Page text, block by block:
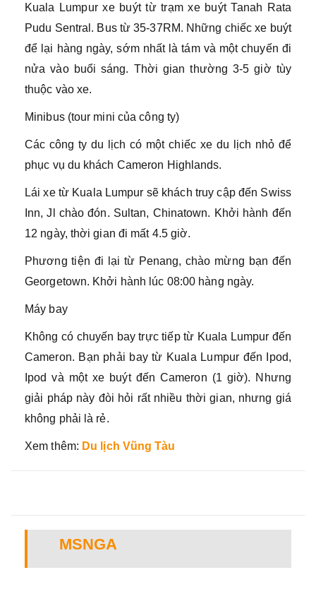
Kuala Lumpur xe buýt từ trạm xe buýt Tanah Rata
Pudu Sentral. Bus từ 35-37RM. Những chiếc xe buýt
để lại hàng ngày, sớm nhất là tám và một chuyến đi
nửa vào buổi sáng. Thời gian thường 3-5 giờ tùy
thuộc vào xe.
Minibus (tour mini của công ty)
Các công ty du lịch có một chiếc xe du lịch nhỏ để
phục vụ du khách Cameron Highlands.
Lái xe từ Kuala Lumpur sẽ khách truy cập đến Swiss
Inn, Jl chào đón. Sultan, Chinatown. Khởi hành đến
12 ngày, thời gian đi mất 4.5 giờ.
Phương tiện đi lại từ Penang, chào mừng bạn đến
Georgetown. Khởi hành lúc 08:00 hàng ngày.
Máy bay
Không có chuyến bay trực tiếp từ Kuala Lumpur đến
Cameron. Bạn phải bay từ Kuala Lumpur đến Ipod,
Ipod và một xe buýt đến Cameron (1 giờ). Nhưng
giải pháp này đòi hỏi rất nhiều thời gian, nhưng giá
không phải là rẻ.
Xem thêm: Du lịch Vũng Tàu
MSNGA